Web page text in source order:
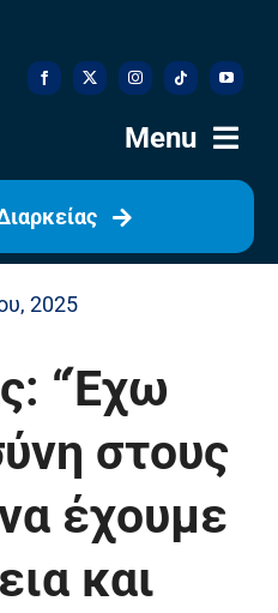
Menu
Αρχική
Ιστορία
Η Ομάδα
Η Διοίκηση
Πρόγραμμα
2025
“Έχω
στους
έχουμε
και